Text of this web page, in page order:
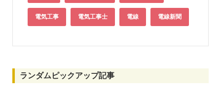
電気工事 電気工事士 電線 電線新聞
ランダムピックアップ記事